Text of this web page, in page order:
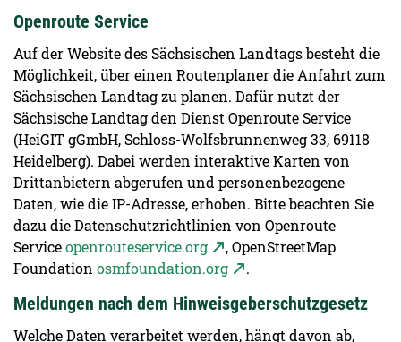
Openroute Service
Auf der Website des Sächsischen Landtags besteht die
Möglichkeit, über einen Routenplaner die Anfahrt zum
Sächsischen Landtag zu planen. Dafür nutzt der
Sächsische Landtag den Dienst Openroute Service
(HeiGIT gGmbH, Schloss-Wolfsbrunnenweg 33, 69118
Heidelberg). Dabei werden interaktive Karten von
Drittanbietern abgerufen und personenbezogene
Daten, wie die IP-Adresse, erhoben. Bitte beachten Sie
dazu die Datenschutzrichtlinien von Openroute
Serviceopenrouteservice.org
, OpenStreetMap
Foundation osmfoundation.org .
Meldungen nach dem Hinweisgeberschutzgesetz
Welche Daten verarbeitet werden, hängt davon ab,